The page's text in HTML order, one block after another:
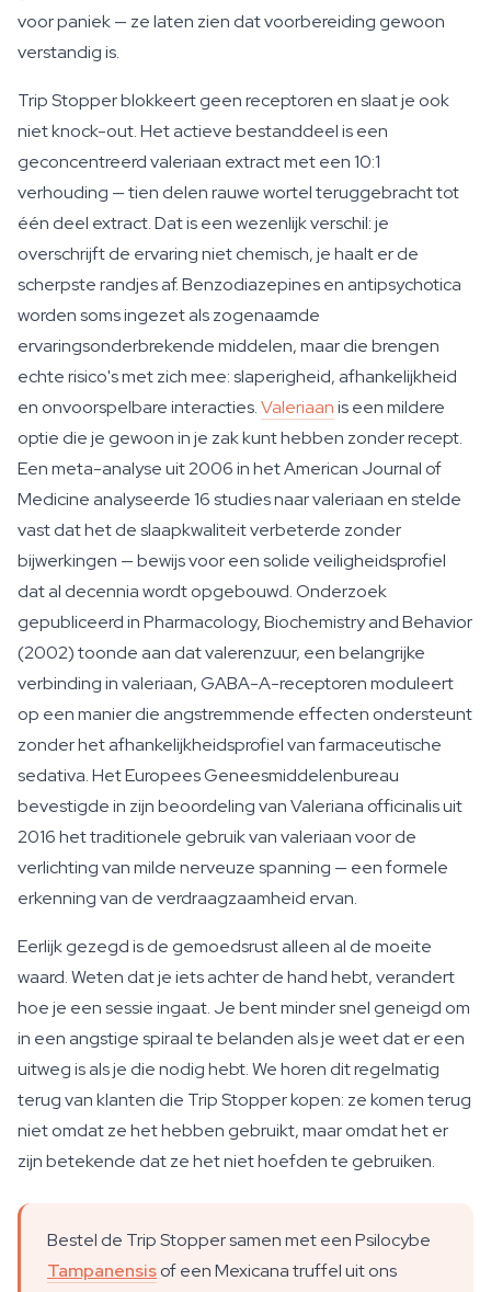
voor paniek — ze laten zien dat voorbereiding gewoon
verstandig is.
Trip Stopper blokkeert geen receptoren en slaat je ook
niet knock-out. Het actieve bestanddeel is een
geconcentreerd valeriaan extract met een 10:1
verhouding — tien delen rauwe wortel teruggebracht tot
één deel extract. Dat is een wezenlijk verschil: je
overschrijft de ervaring niet chemisch, je haalt er de
scherpste randjes af. Benzodiazepines en antipsychotica
worden soms ingezet als zogenaamde
ervaringsonderbrekende middelen, maar die brengen
echte risico's met zich mee: slaperigheid, afhankelijkheid
en onvoorspelbare interacties.Valeriaanis een mildere
optie die je gewoon in je zak kunt hebben zonder recept.
Een meta-analyse uit 2006 in het American Journal of
Medicine analyseerde 16 studies naar valeriaan en stelde
vast dat het de slaapkwaliteit verbeterde zonder
bijwerkingen — bewijs voor een solide veiligheidsprofiel
dat al decennia wordt opgebouwd. Onderzoek
gepubliceerd in Pharmacology, Biochemistry and Behavior
(2002) toonde aan dat valerenzuur, een belangrijke
verbinding in valeriaan, GABA-A-receptoren moduleert
op een manier die angstremmende effecten ondersteunt
zonder het afhankelijkheidsprofiel van farmaceutische
sedativa. Het Europees Geneesmiddelenbureau
bevestigde in zijn beoordeling van Valeriana officinalis uit
2016 het traditionele gebruik van valeriaan voor de
verlichting van milde nerveuze spanning — een formele
erkenning van de verdraagzaamheid ervan.
Eerlijk gezegd is de gemoedsrust alleen al de moeite
waard. Weten dat je iets achter de hand hebt, verandert
hoe je een sessie ingaat. Je bent minder snel geneigd om
in een angstige spiraal te belanden als je weet dat er een
uitweg is als je die nodig hebt. We horen dit regelmatig
terug van klanten die Trip Stopper kopen: ze komen terug
niet omdat ze het hebben gebruikt, maar omdat het er
zijn betekende dat ze het niet hoefden te gebruiken.
Bestel de Trip Stopper samen met een Psilocybe
Tampanensisof een Mexicana truffel uit ons